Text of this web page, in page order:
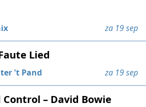
za 19 sep
Lied
't Pand za 19 sep
Control – David Bowie